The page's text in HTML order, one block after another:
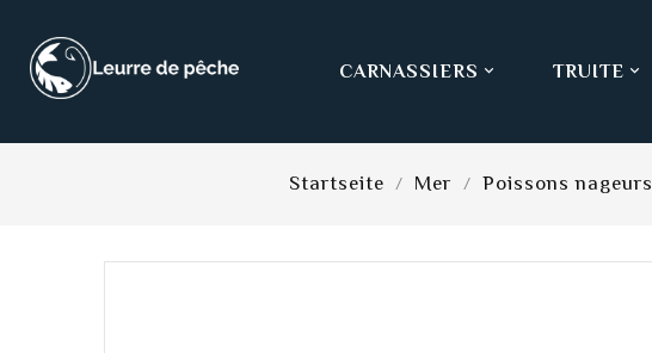

CARNASSIERS 
TRUITE
Startseite Mer Poissons nageurs